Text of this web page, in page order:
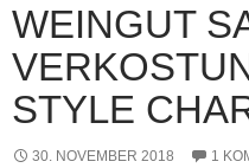
WEINGUT
STYLE
30. NOVEMBER 2018 1